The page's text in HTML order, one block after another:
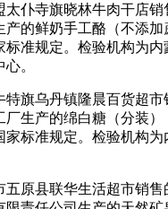
仆寺旗晓林牛肉干店销
产的鲜奶手工酪（不添加
标准规定。检验机构为
。
旗乌丹镇隆晨百货超市
厂生产的绵白糖（分装）
家标准规定。检验机构为
原县联华生活超市销售